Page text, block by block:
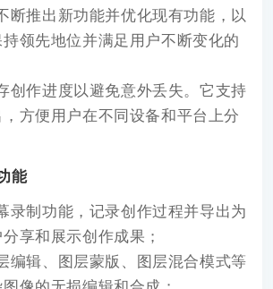
断推出新功能并优化现有功能，以
领先地位并满足用户不断变化的
创作进度以避免意外丢失。它支持
方便用户在不同设备和平台上分
能
录制功能，记录创作过程并导出为
享和展示创作成果；
编辑、图层蒙版、图层混合模式等